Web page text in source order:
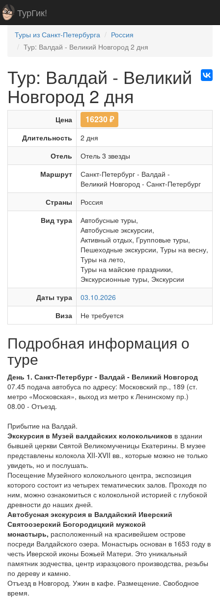
ТурГик!
Туры из Санкт-Петербурга
Россия
Тур: Валдай - Великий Новгород 2 дня
Тур: Валдай - Великий
Новгород 2 дня
Цена 16230₽
Длительность
2 дня
Отель
Отель 3 звезды
Маршрут
Санкт-Петербург - Валдай -
Великий Новгород - Санкт-Петербург
Страны
Россия
Вид тура
Автобусные туры,
Автобусные экскурсии,
Активный отдых, Групповые туры,
Пешеходные экскурсии, Туры на весну,
Туры на лето,
Туры на майские праздники,
Экскурсионные туры, Экскурсии
Даты тура
03.10.2026
Виза
Не требуется
Подробная информация о
туре
День 1. Санкт-Петербург - Валдай - Великий Новгород
07.45 подача автобуса по адресу: Московский пр., 189 (ст.
метро «Московская», выход из метро к Ленинскому пр.)
08.00 - Отъезд.
Прибытие на Валдай.
Экскурсия в Музей валдайских колокольчиков в здании
бывшей церкви Святой Великомученицы Екатерины. В музее
представлены колокола XII-XVII вв., которые можно не только
увидеть, но и послушать.
Посещение Музейного колокольного центра, экспозиция
которого состоит из четырех тематических залов. Проходя по
ним, можно ознакомиться с колокольной историей с глубокой
древности до наших дней.
Автобусная экскурсия в Валдайский Иверский
Святоозерский Богородицкий мужской
монастырь, расположенный на красивейшем острове
посреди Валдайского озера. Монастырь основан в 1653 году в
честь Иверской иконы Божьей Матери. Это уникальный
памятник зодчества, центр изразцового производства, резьбы
по дереву и камню.
Отъезд в Новгород. Ужин в кафе. Размещение. Свободное
время.